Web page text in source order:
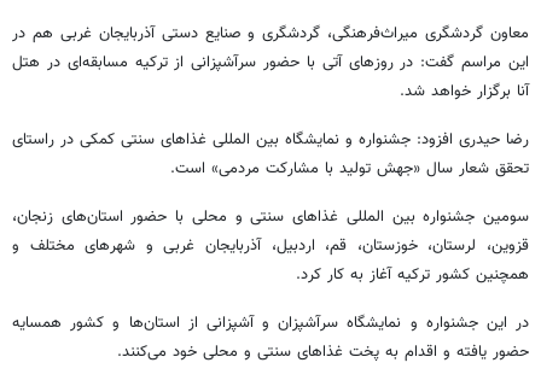
معاون گردشگری میراث‌فرهنگی، گردشگری و صنایع دستی آذربایجان غربی هم در
این مراسم گفت: در روزهای آتی با حضور سرآشپزانیاز ترکیه مسابقه‌ای در هتل
آنا برگزار خواهد شد.
رضا حیدری افزود: جشنواره و نمایشگاه بین المللی غذاهای سنتی کمکی در راستای
تحقق شعار سال «جهش تولید با مشارکت مردمی» است.
سومین جشنواره بین المللی غذاهای سنتی و محلی با حضور استان‌های زنجان،
قزوین، لرستان، خوزستان، قم، اردبیل، آذربایجان غربی و شهرهای مختلف و
همچنین کشور ترکیه آغاز به کار کرد.
در این جشنواره و نمایشگاه سرآشپزان وآشپزانی از استان‌ها و کشور همسایه
حضور یافته و اقدام به پخت غذاهای سنتی و محلی خود می‌کنند.